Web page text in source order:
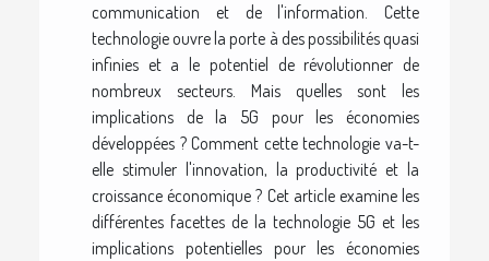
communication et de l'information. Cette
technologie ouvre la porte à des possibilités quasi
infinies et a le potentiel de révolutionner de
nombreux secteurs. Mais quelles sont les
implications de la 5G pour les économies
développées ? Comment cette technologie va-t-
elle stimuler l'innovation, la productivité et la
croissance économique ? Cet article examine les
différentes facettes de la technologie 5G et les
implications potentielles pour les économies